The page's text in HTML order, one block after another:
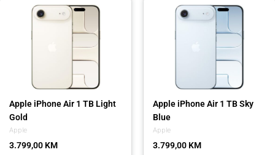
Apple
Apple iPhone Air 1 TB Light
Gold
3.799,00 KM
Apple
Apple iPhone Air 1 TB Sky
Blue
3.799,00 KM